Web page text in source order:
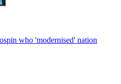
who 'modernised' nation